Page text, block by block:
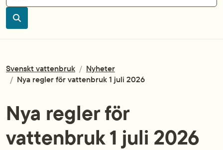
Sök
Svenskt vattenbruk / Nyheter
/ Nya regler för vattenbruk 1 juli 2026
Nya regler för
vattenbruk 1 juli 2026